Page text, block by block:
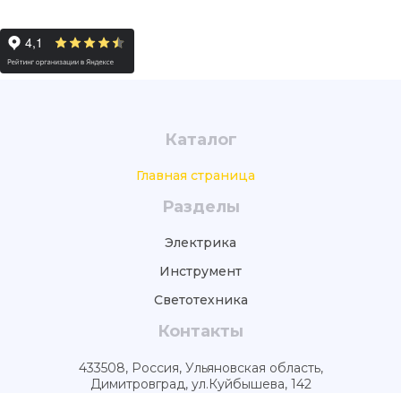
Каталог
Главная страница
Разделы
Электрика
Инструмент
Светотехника
Контакты
433508, Россия, Ульяновская область,
Димитровград, ул.Куйбышева, 142